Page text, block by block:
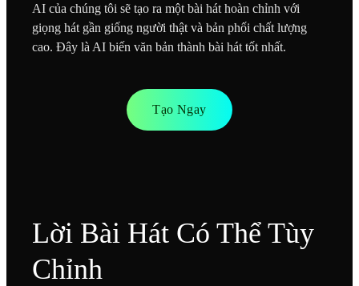
AI của chúng tôi sẽ tạo ra một bài hát hoàn chỉnh với
giọng hát gần giống người thật và bản phối chất lượng
cao. Đây là AI biến văn bản thành bài hát tốt nhất.
Tạo Ngay
Lời Bài Hát Có Thể Tùy
Chỉnh